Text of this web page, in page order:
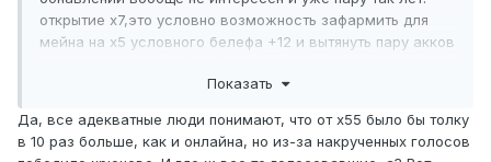
открытие х7,это условно возможность зафармить для
мейна на х5 условного белефа +12 и вытянуть пару акков
Показать
Да, все адекватные люди понимают, что от х55 было бы толку
в 10 раз больше, как и онлайна, но из-за накрученных голосов